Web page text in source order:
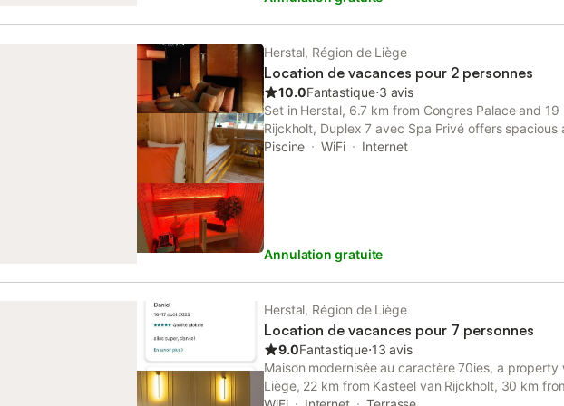
soigneusement sélectionné. Salle de douche :
de douche est équipée de modernes installations.
est entièrement équipée de tous les appareils
ustensiles et de la vaisselle. Terrasse : Profitez des
terrasse meublée, un espace idéal pour se
conviviaux. Équipements supplémentaires :
Herstal, Région de Liège
Location de vacances pour 2 personnes
10.0Fantastique⋅3 avis
Set in Herstal, 6.7 km from Congres Palace and
Rijckholt, Duplex 7 avec Spa Privé offers spacious
accommodation with a terrace and free WiFi. A
Piscine WiFi Internet
Annulation gratuite
Herstal, Région de Liège
Location de vacances pour 7 personnes
9.0Fantastique⋅13 avis
Maison modernisée au caractère 70ies, a property
Liège, 22 km from Kasteel van Rijckholt, 30 km